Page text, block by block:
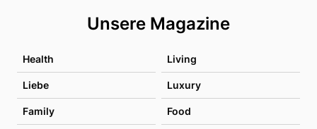
Unsere Magazine
Health Living
Liebe Luxury
Family Food